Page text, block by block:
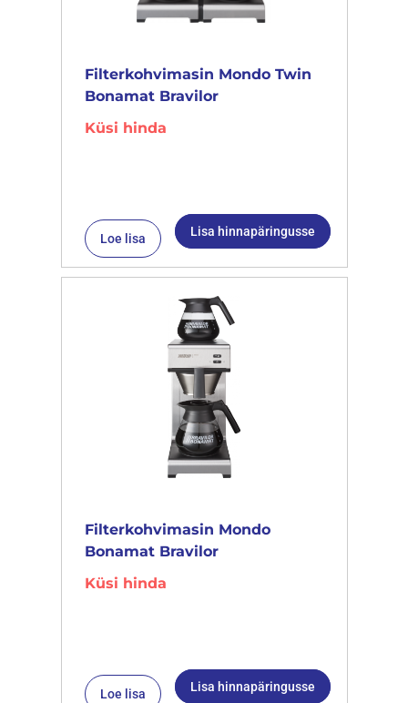
Filterkohvimasin Mondo Twin
Bonamat Bravilor
Küsi hinda
Loe lisa Lisa hinnapäringusse
Filterkohvimasin Mondo
Bonamat Bravilor
Küsi hinda
Loe lisa Lisa hinnapäringusse